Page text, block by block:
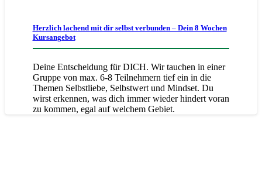
Herzlich lachend mit dir selbst verbunden – Dein 8 Wochen
Kursangebot
Deine Entscheidung für DICH. Wir tauchen in einer
Gruppe von max. 6-8 Teilnehmern tief ein in die
Themen Selbstliebe, Selbstwert und Mindset. Du
wirst erkennen, was dich immer wieder hindert voran
zu kommen, egal auf welchem Gebiet.